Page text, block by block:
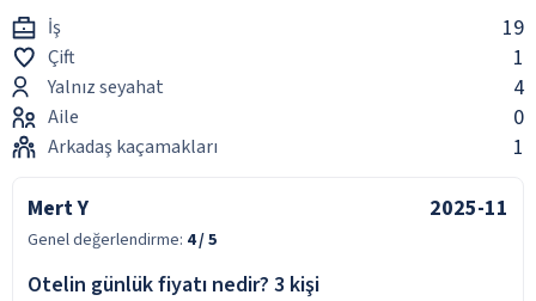
İş 19
Çift 1
Yalnız seyahat 4
Aile 0
Arkadaş kaçamakları 1
Mert Y 2025-11
Genel değerlendirme: 4/ 5
Otelin günlük fiyatı nedir? 3 kişi